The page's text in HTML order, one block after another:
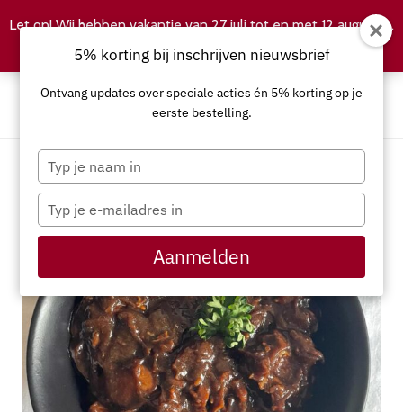
5% korting bij inschrijven nieuwsbrief
Ontvang updates over speciale acties én 5% korting op je
eerste bestelling.
Typ
je
naam
Typ
je
e-
in
Aanmelden
Let op! Wij hebben vakantie van 27 juli tot en met 12 augustus.
Negeren